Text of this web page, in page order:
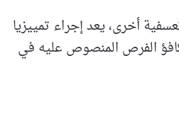
أخرى، يعد إجراء تمييزيا
الفرص المنصوص عليه في